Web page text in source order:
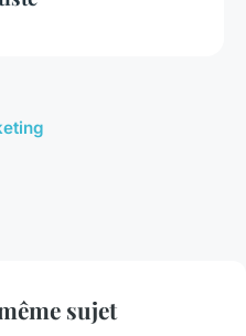
sujet